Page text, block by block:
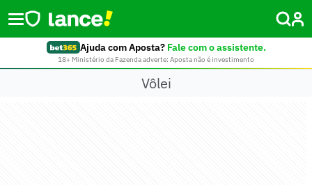
Ajuda com Aposta? Fale com o assistente.
18+ Ministério da Fazenda adverte: Aposta não é investimento
Vôlei